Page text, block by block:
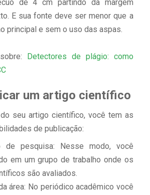
de 4 cm partindo da margem
E sua fonte deve ser menor que a
principal e sem o uso das aspas.
Detectores de plágio: como
um artigo científico
seu artigo científico, você tem as
de publicação:
de pesquisa: Nesse modo, você
em um grupo de trabalho onde os
são avaliados.
área: No periódico acadêmico você